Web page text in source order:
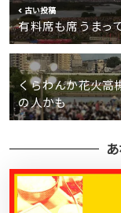
古い投稿
有料席も席うまっ
くらわんか花火高
の人かも